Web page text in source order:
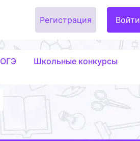
Регистрация Войти
ОГЭ
Школьные конкурсы